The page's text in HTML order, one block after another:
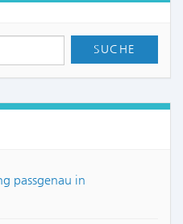
passgenau in